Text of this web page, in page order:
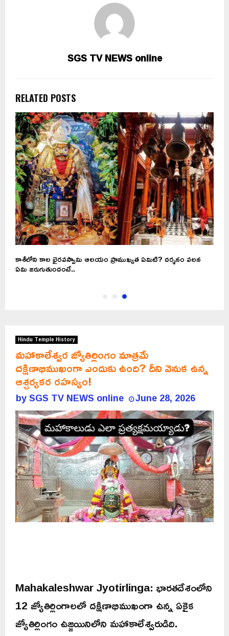
SGS TV NEWS online
RELATED POSTS
కాశీలోని కాల భైరవస్వామి ఆలయం ప్రాముఖ్యత ఏమిటి? దర్శనం వలన
ఏమి జరుగుతుందంటే..
Hindu Temple History
మహాకాలేశ్వర జ్యోతిర్లింగం మాత్రమే
దక్షిణాభిముఖంగా ఎందుకు ఉంది? దీని వెనుక ఉన్న
ఆశ్చర్యకర రహస్యం!
bySGS TV NEWS online June 28, 2026
Mahakaleshwar Jyotirlinga: భారతదేశంలోని
12 జ్యోతిర్లింగాలలో దక్షిణాభిముఖంగా ఉన్న ఏకైక
జ్యోతిర్లింగం ఉజ్జయినిలోని మహాకాలేశ్వరుడిది.